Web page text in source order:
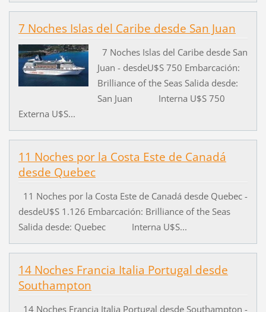
7 Noches Islas del Caribe desde San Juan
7 Noches Islas del Caribe desde San
Juan - desdeU$S 750 Embarcación:
Brilliance of the Seas Salida desde:
San Juan Interna U$S 750
Externa U$S...
11 Noches por la Costa Este de Canadá
desde Quebec
11 Noches por la Costa Este de Canadá desde Quebec -
desdeU$S 1.126 Embarcación: Brilliance of the Seas
Salida desde: Quebec Interna U$S...
14 Noches Francia Italia Portugal desde
Southampton
14 Noches Francia Italia Portugal desde Southampton -